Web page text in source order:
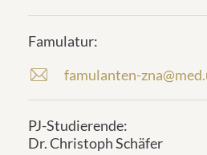
a
l
d
r
Famulatur:
E
a
i
famulanten-
PJ-Studierende:
Dr. Christoph Schäfer